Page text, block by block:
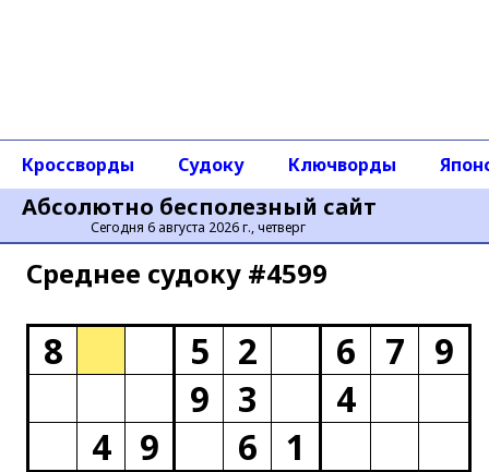
Абсолютно бесполезный сайт
Сегодня 6 августа 2026 г., четверг
Кроссворды Судоку Ключворды
Среднее cудоку #4599
8 5 2 6 7
9
9
3
4
4
9 6
1